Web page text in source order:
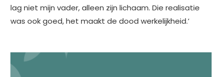
lag niet mijn vader, alleen zijn lichaam. Die realisatie
was ook goed, het maakt de dood werkelijkheid.’